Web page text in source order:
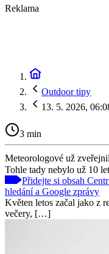
Reklama
Outdoor tipy
13. 5. 2026,
3 min
Meteorologové už
Tohle tady nebylo už 10 let
Přidejte si obsah
hledání a Google zprávy
Květen letos začal jako z
večery, […]